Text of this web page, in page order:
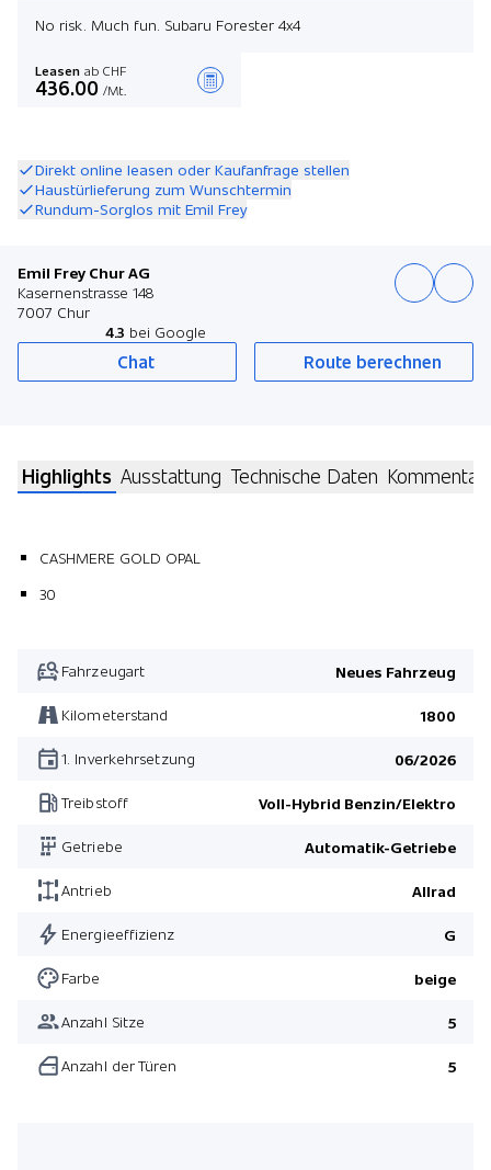
No risk. Much fun. Subaru Forester 4x4
Leasen ab CHF
436.00 /Mt.
Direkt online leasen oder Kaufanfrage stellen
Haustürlieferung zum Wunschtermin
Rundum-Sorglos mit Emil Frey
Emil Frey Chur AG
Kasernenstrasse 148
7007 Chur
4.3 bei Google
Chat Route berechnen
Highlights Ausstattung Technische Daten Kommentar
CASHMERE GOLD OPAL
30
Fahrzeugart Neues Fahrzeug
Kilometerstand 1800
1. Inverkehrsetzung 06/2026
Treibstoff Voll-Hybrid Benzin/Elektro
Getriebe Automatik-Getriebe
Antrieb Allrad
Energieeffizienz G
Farbe beige
Anzahl Sitze 5
Anzahl der Türen 5